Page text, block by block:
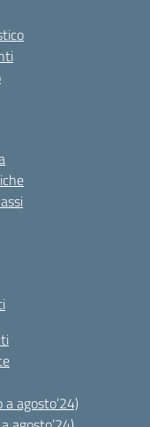
a agosto’24)